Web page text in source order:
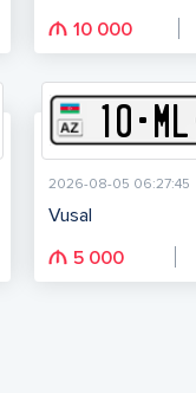
10 000
10-ML
2026-08-05 06:27:45
Vusal
5 000